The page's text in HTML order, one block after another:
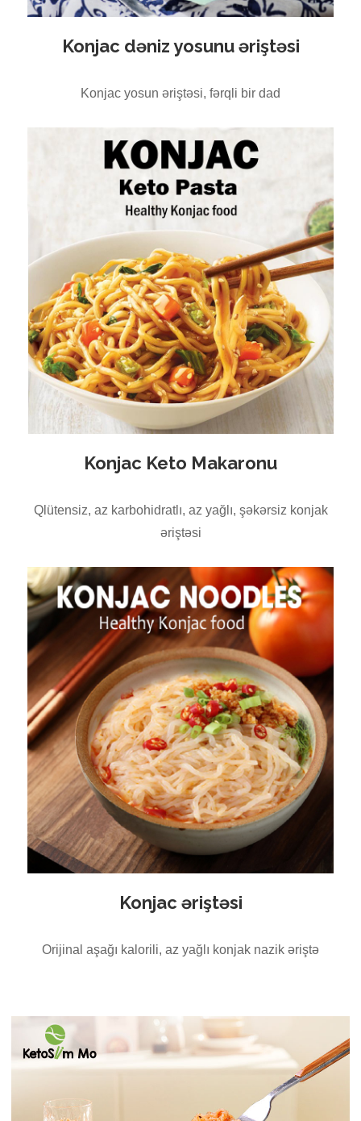
Konjac dəniz yosunu əriştəsi
Konjac yosun əriştəsi, fərqli bir dad
Konjac Keto Makaronu
Qlütensiz, az karbohidratlı, az yağlı, şəkərsiz konjak
əriştəsi
Konjac əriştəsi
Orijinal aşağı kalorili, az yağlı konjak nazik əriştə